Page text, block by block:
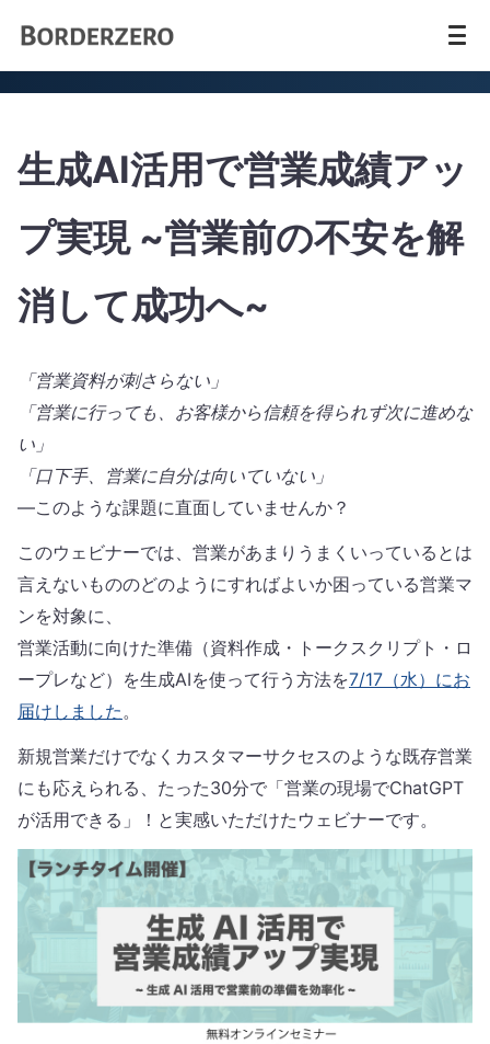
生成AI活用で営業成績アッ
プ実現 ~営業前の不安を解
消して成功へ~
「営業資料が刺さらない」
「営業に行っても、お客様から信頼を得られず次に進めな
い」
「口下手、営業に自分は向いていない」
—このような課題に直面していませんか？
このウェビナーでは、営業があまりうまくいっているとは
言えないもののどのようにすればよいか困っている営業マ
ンを対象に、
営業活動に向けた準備（資料作成・トークスクリプト・ロ
ープレなど）を生成AIを使って行う方法を7/17（水）にお
届けしました 。
新規営業だけでなくカスタマーサクセスのような既存営業
にも応えられる、たった30分で「営業の現場でChatGPT
が活用できる」！と実感いただけたウェビナーです。